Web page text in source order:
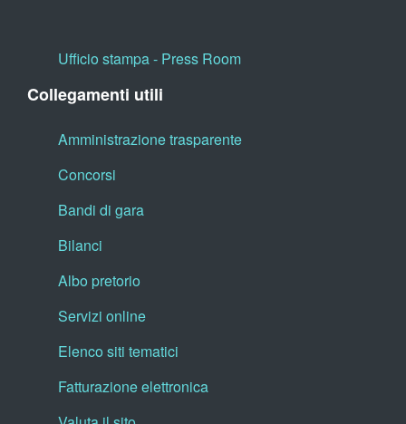
Ufficio stampa - Press Room
Collegamenti utili
Amministrazione trasparente
Concorsi
Bandi di gara
Bilanci
Albo pretorio
Servizi online
Elenco siti tematici
Fatturazione elettronica